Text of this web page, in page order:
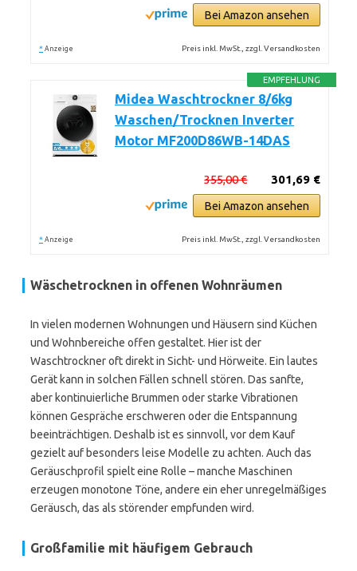
Bei Amazon ansehen
* Anzeige Preis inkl. MwSt., zzgl. Versandkosten
EMPFEHLUNG
Midea Waschtrockner 8/6kg
Waschen/Trocknen Inverter
Motor MF200D86WB-14DAS
301,69 €
355,00 €
Bei Amazon ansehen
* Anzeige Preis inkl. MwSt., zzgl. Versandkosten
Wäschetrocknen in offenen Wohnräumen
In vielen modernen Wohnungen und Häusern sind Küchen
und Wohnbereiche offen gestaltet. Hier ist der
Waschtrockner oft direkt in Sicht- und Hörweite. Ein lautes
Gerät kann in solchen Fällen schnell stören. Das sanfte,
aber kontinuierliche Brummen oder starke Vibrationen
können Gespräche erschweren oder die Entspannung
beeinträchtigen. Deshalb ist es sinnvoll, vor dem Kauf
gezielt auf besonders leise Modelle zu achten. Auch das
Geräuschprofil spielt eine Rolle – manche Maschinen
erzeugen monotone Töne, andere ein eher unregelmäßiges
Geräusch, das als störender empfunden wird.
Großfamilie mit häufigem Gebrauch